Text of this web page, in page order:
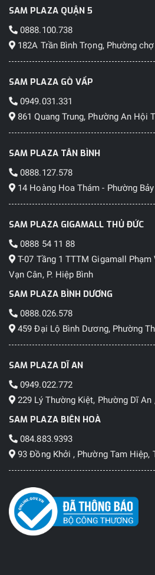
SAM PLAZA QUẬN 5
0888.100.738
182A Trần Bình Trọng, Phường chợ
SAM PLAZA GÒ VẤP
0949.031.331
861 Quang Trung, Phường An Hội
SAM PLAZA TÂN BÌNH
0888.127.578
14 Hoàng Hoa Thám - Phường
SAM PLAZA GIGAMALL THỦ ĐỨC
0888 54 11 88
T-07 Tầng 1 TTTM Gigamall
Vạn Cân, P. Hiệp Bình
SAM PLAZA BÌNH DƯƠNG
0888.026.578
459 Đại Lộ Bình Dương, Phường
SAM PLAZA DĨ AN
0949.022.772
229 Lý Thường Kiệt, Phường Dĩ
SAM PLAZA BIÊN HOÀ
084.883.9393
93 Đồng Khởi , Phường Tam Hiệp,